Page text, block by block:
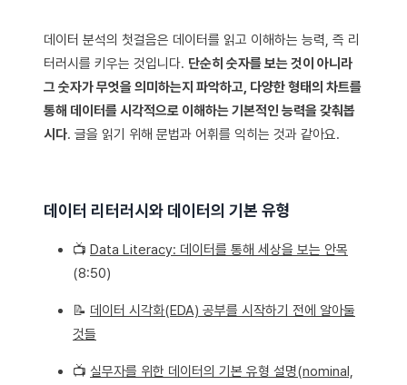
데이터 분석의 첫걸음은 데이터를 읽고 이해하는 능력, 즉 리
터러시를 키우는 것입니다. 단순히 숫자를 보는 것이 아니라
그 숫자가 무엇을 의미하는지 파악하고, 다양한 형태의 차트를
통해 데이터를 시각적으로 이해하는 기본적인 능력을 갖춰봅
시다. 글을 읽기 위해 문법과 어휘를 익히는 것과 같아요.
데이터 리터러시와 데이터의 기본 유형
📺 Data Literacy: 데이터를 통해 세상을 보는 안목
(8:50)
📝 데이터 시각화(EDA) 공부를 시작하기 전에 알아둘
것들
📺 실무자를 위한 데이터의 기본 유형 설명(nominal,